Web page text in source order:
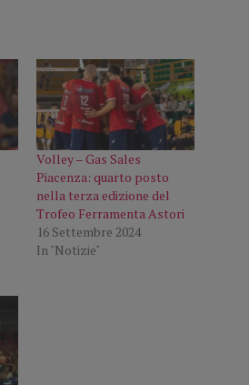
Volley – Gas Sales
Piacenza: quarto posto
nella terza edizione del
Trofeo Ferramenta Astori
16 Settembre 2024
In "Notizie"